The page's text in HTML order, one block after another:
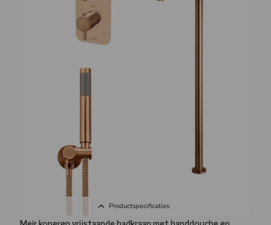
Productspecificaties